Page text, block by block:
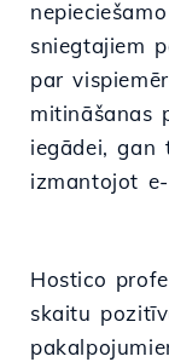
sniegtajiem
par
mitināšanas
iegādei, gan
izmantojot
Hostico
skaitu